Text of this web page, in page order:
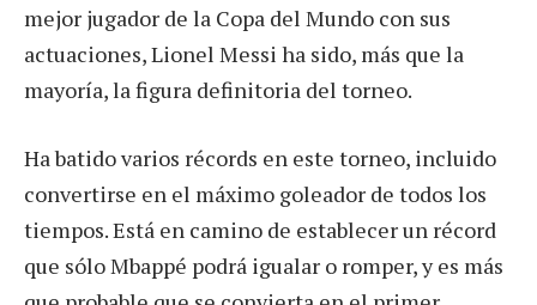
mejor jugador de la Copa del Mundo con sus
actuaciones, Lionel Messi ha sido, más que la
mayoría, la figura definitoria del torneo.
Ha batido varios récords en este torneo, incluido
convertirse en el máximo goleador de todos los
tiempos. Está en camino de establecer un récord
que sólo Mbappé podrá igualar o romper, y es más